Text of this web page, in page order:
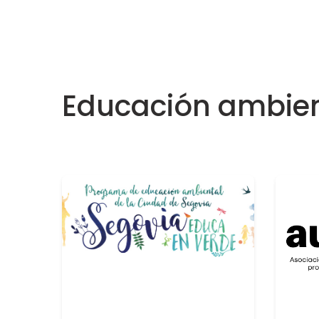
Educación